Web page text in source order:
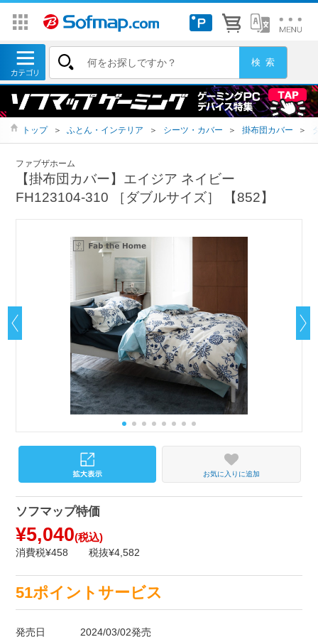
トップ ＞ ふとん・インテリア ＞ シーツ・カバー ＞ 掛布団カバー ＞
ファブザホーム
【掛布団カバー】エイジア ネイビー
FH123104-310 ［ダブルサイズ］ 【852】
お気に入りに追加
ソフマップ特価
¥5,040(税込)
消費税¥458 税抜¥4,582
51ポイントサービス
発売日 2024/03/02発売